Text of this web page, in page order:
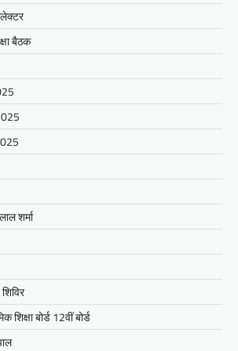
बैठक
शर्मा
शिक्षा बोर्ड 12वीं बोर्ड
खबर@उदयपुर/जयपुर। मुख्यमंत्री भजनलाल शर्मा
कहा कि राज्य सरकार ने राजस्थान के विकास का
बनाया, जिसके तहत पानी,…
Facebook
EmailWhatsApp
Reddit
X
Share
ने उदयपुर में शहरी सेवा शिविर
व्यक्ति तक पहुंच रही
शिविरों का लें अधिकाधिक
लोगों की समस्याओं का हर हाल में हो
Mewari Khabar
जयपुर 17 जून। मुख्यमंत्री भजनलाल शर्मा ने
को उदयपुर प्रवास के दौरान उदयपुर विकास
में आयोजित शहरी…